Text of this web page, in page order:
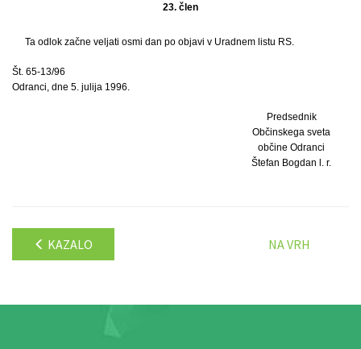
23. člen
Ta odlok začne veljati osmi dan po objavi v Uradnem listu RS.
Št. 65-13/96
Odranci, dne 5. julija 1996.
Predsednik
Občinskega sveta
občine Odranci
Štefan Bogdan l. r.
KAZALO NA VRH